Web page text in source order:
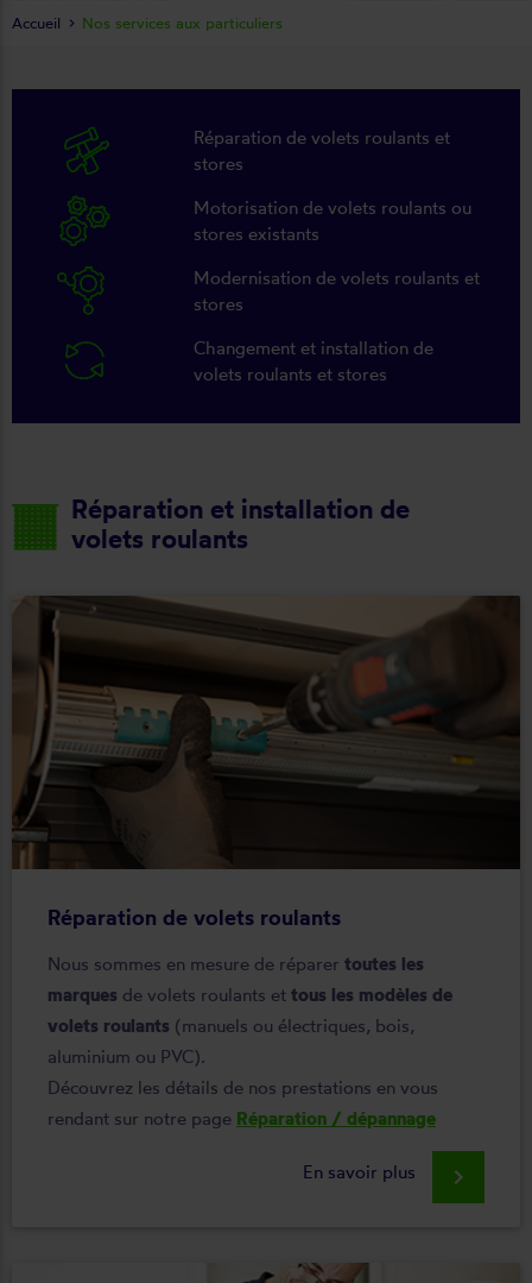
Réparation de volets roulants et
stores
Motorisation de volets roulants ou
stores existants
Modernisation de volets roulants et
stores
Changement et installation de
volets roulants et stores
Réparation et installation de
volets roulants
Réparation de volets roulants
Nous sommes en mesure de réparer toutes les
marques de volets roulants et tous les modèles de
volets roulants (manuels ou électriques, bois,
aluminium ou PVC).
Découvrez les détails de nos prestations en vous
rendant sur notre page Réparation / dépannage
En savoir plus keyboard_arrow_right
Accueil Nos services aux particuliers